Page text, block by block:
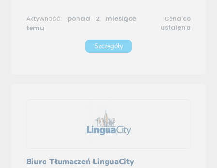
Aktywność: ponad 2 miesiące
temu
Cena do
ustalenia
Szczegóły
Biuro Tłumaczeń LinguaCity